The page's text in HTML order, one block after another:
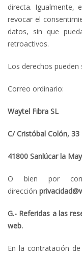
directa. Igualmente,
revocar el
datos, sin que
retroactivos.
Los derechos
Correo ordinario:
Waytel Fibra SL
C/ Cristóbal Colón, 33
41800 Sanlúcar la
O bien por
dirección
G.- Referidas a las
web.
En la contratación